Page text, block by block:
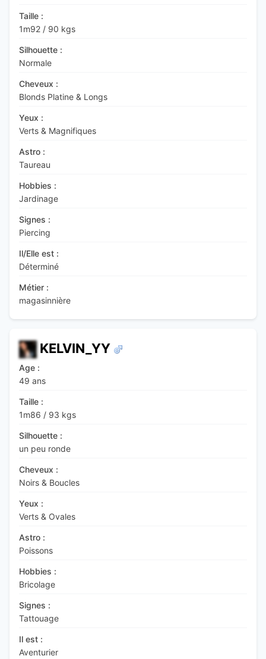
Taille :
1m92 / 90 kgs
Silhouette :
Normale
Cheveux :
Blonds Platine & Longs
Yeux :
Verts & Magnifiques
Astro :
Taureau
Hobbies :
Jardinage
Signes :
Piercing
Il/Elle est :
Déterminé
Métier :
magasinnière
KELVIN_YY
Age :
49 ans
Taille :
1m86 / 93 kgs
Silhouette :
un peu ronde
Cheveux :
Noirs & Boucles
Yeux :
Verts & Ovales
Astro :
Poissons
Hobbies :
Bricolage
Signes :
Tattouage
Il est :
Aventurier